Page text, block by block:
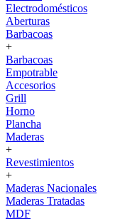
Electrodomésticos
Aberturas
Barbacoas
+
Barbacoas
Empotrable
Accesorios
Grill
Horno
Plancha
Maderas
+
Revestimientos
+
Maderas Nacionales
Maderas Tratadas
MDF